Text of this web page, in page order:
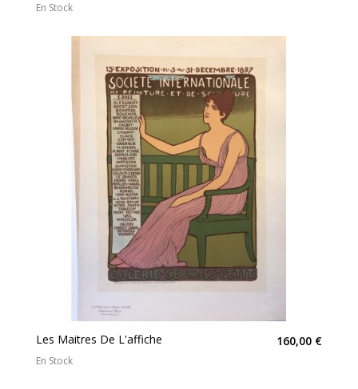
En Stock
Les Maitres De L'affiche 160,00 €
En Stock